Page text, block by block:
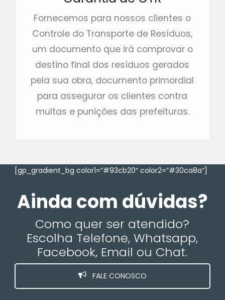
Fornecemos para nossos clientes o
Controle do Transporte de Resíduos,
um documento que irá comprovar o
destino final dos resíduos gerados
pela sua obra, documento primordial
para assegurar os clientes contra
multas e punições das prefeituras.
[gp_gradient_bg color1=”#93cb20″ color2=”#30ca8a”]
Ainda com dúvidas?
Como quer ser atendido?
Escolha Telefone, Whatsapp,
Facebook, Email ou Chat.
FALE CONOSCO